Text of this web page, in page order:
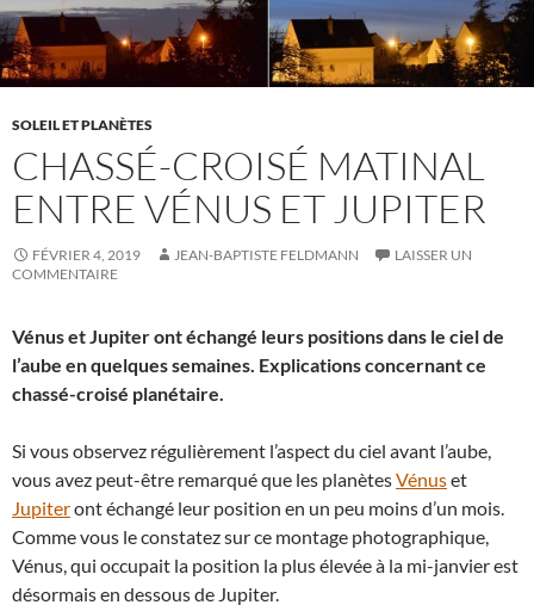
SOLEIL ET PLANÈTES
CHASSÉ-CROISÉ MATINAL
ENTRE VÉNUS ET JUPITER
FÉVRIER 4, 2019 JEAN-BAPTISTE FELDMANN
LAISSER UN
COMMENTAIRE
Vénus et Jupiter ont échangé leurs positions dans le ciel de
l’aube en quelques semaines. Explications concernant ce
chassé-croisé planétaire.
Si vous observez régulièrement l’aspect du ciel avant l’aube,
vous avez peut-être remarqué que les planètesVénuset
Jupiteront échangé leur position en un peu moins d’un mois.
Comme vous le constatez sur ce montage photographique,
Vénus, qui occupait la position la plus élevée à la mi-janvier est
désormais en dessous de Jupiter.